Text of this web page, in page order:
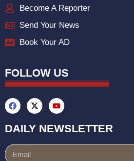
Become A Reporter
Send Your News
Book Your AD
FOLLOW US
DAILY NEWSLETTER